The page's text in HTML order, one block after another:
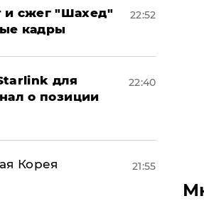
и сжег "Шахед"
кадры
22:52
для
о позиции
22:40
Корея
21:55